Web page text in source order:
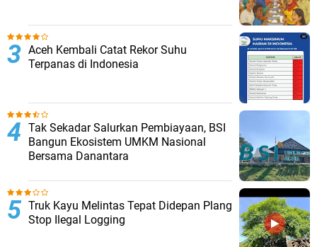
Aceh Kembali Catat Rekor Suhu
Terpanas di Indonesia
Tak Sekadar Salurkan Pembiayaan, BSI
Bangun Ekosistem UMKM Nasional
Bersama Danantara
Truk Kayu Melintas Tepat Didepan Plang
Stop Ilegal Logging